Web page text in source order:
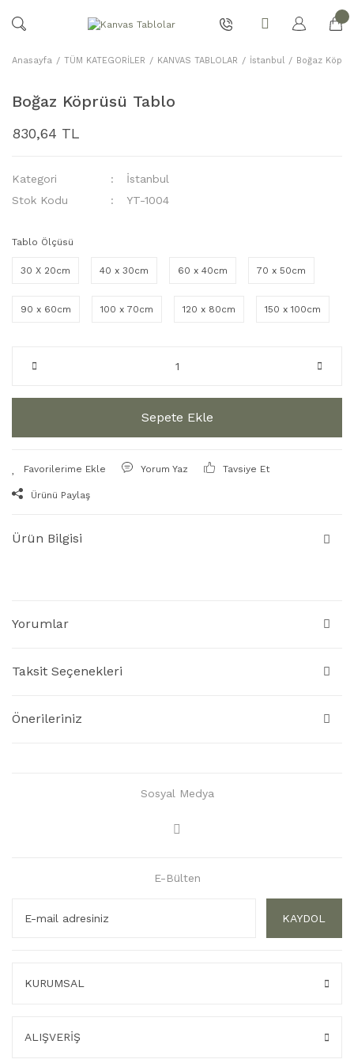
Anasayfa TÜM KATEGORİLER KANVAS TABLOLAR İstanbul Boğaz
Boğaz Köprüsü Tablo
830,64 TL
Kategori
İstanbul
Stok Kodu
YT-1004
Tablo Ölçüsü
30 X 20cm 40 x 30cm 60 x 40cm 70 x 50cm
90 x 60cm 100 x 70cm 120 x 80cm 150 x 100cm
Sepete Ekle
Yorum Yaz Tavsiye Et
Ürünü Paylaş
Ürün Bilgisi
Yorumlar
Taksit Seçenekleri
Önerileriniz
Sosyal Medya
E-Bülten
KAYDOL
KURUMSAL
ALIŞVERİŞ